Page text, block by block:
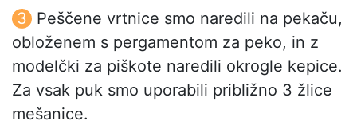
Peščene vrtnice smo naredili na pekaču,
obloženem s pergamentom za peko, in z
modelčki za piškote naredili okrogle kepice.
Za vsak puk smo uporabili približno 3 žlice
mešanice.